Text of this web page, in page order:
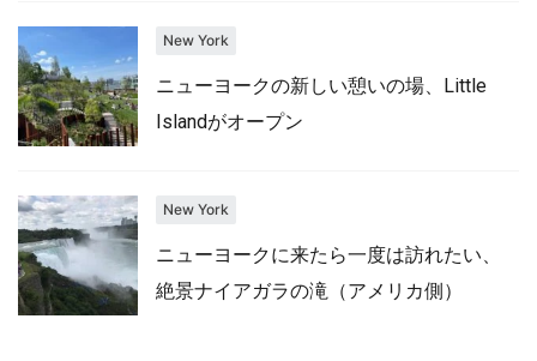
New York
ニューヨークの新しい憩いの場、Little
Islandがオープン
New York
ニューヨークに来たら一度は訪れたい、
絶景ナイアガラの滝（アメリカ側）